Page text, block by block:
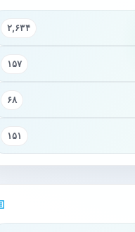
۲,۶۳۴
۱۵۷
۶۸
۱۵۱